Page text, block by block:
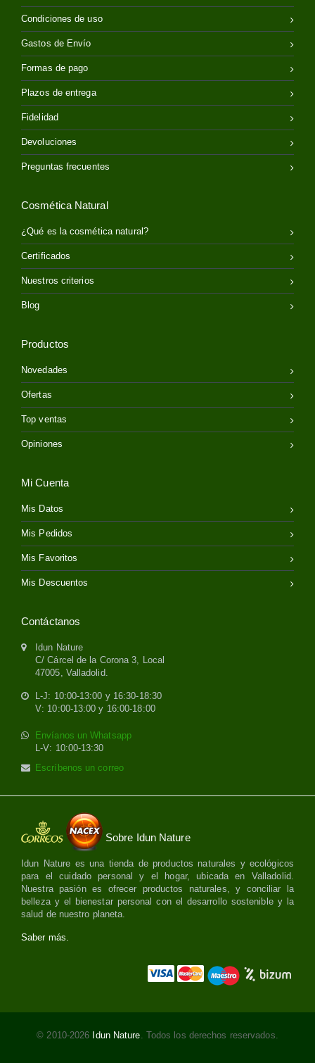
Condiciones de uso
Gastos de Envío
Formas de pago
Plazos de entrega
Fidelidad
Devoluciones
Preguntas frecuentes
Cosmética Natural
¿Qué es la cosmética natural?
Certificados
Nuestros criterios
Blog
Productos
Novedades
Ofertas
Top ventas
Opiniones
Mi Cuenta
Mis Datos
Mis Pedidos
Mis Favoritos
Mis Descuentos
Contáctanos
Idun Nature
C/ Cárcel de la Corona 3, Local
47005, Valladolid.
L-J: 10:00-13:00 y 16:30-18:30
V: 10:00-13:00 y 16:00-18:00
Envíanos un Whatsapp
L-V: 10:00-13:30
Escríbenos un correo
Sobre Idun Nature
Idun Nature es una tienda de productos naturales y ecológicos
para el cuidado personal y el hogar, ubicada en Valladolid.
Nuestra pasión es ofrecer productos naturales, y conciliar la
belleza y el bienestar personal con el desarrollo sostenible y la
salud de nuestro planeta.
Saber más.
© 2010-2026 Idun Nature . Todos los derechos reservados.